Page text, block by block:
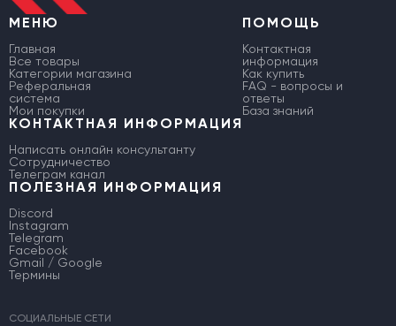
МЕНЮ
Главная
Все товары
Категории магазина
Реферальная
система
Мои покупки
ПОМОЩЬ
Контактная
информация
Как купить
FAQ - вопросы и
ответы
База знаний
КОНТАКТНАЯ ИНФОРМАЦИЯ
Написать онлайн консультанту
Сотрудничество
Телеграм канал
ПОЛЕЗНАЯ ИНФОРМАЦИЯ
Discord
Instagram
Telegram
Facebook
Gmail / Google
Термины
СОЦИАЛЬНЫЕ СЕТИ